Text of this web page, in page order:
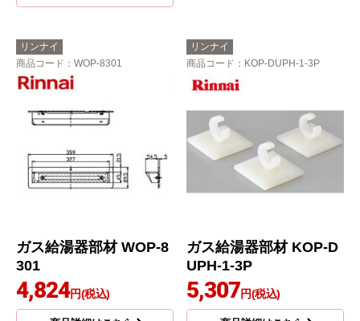
リンナイ
商品コード ：WOP-8301
ガス給湯器部材 WOP-8
301
4,824円(税込)
リンナイ
商品コード ：KOP-DUPH-1-3P
ガス給湯器部材 KOP-D
UPH-1-3P
5,307円(税込)